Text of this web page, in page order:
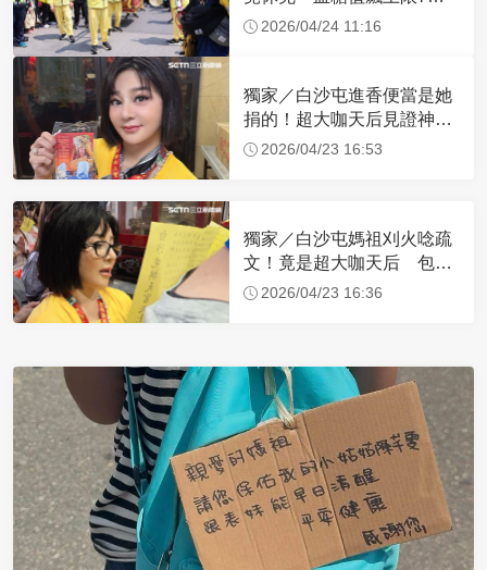
倍」 醫曝原因
2026/04/24 11:16
獨家／白沙屯進香便當是她
捐的！超大咖天后見證神
蹟 一靠近媽祖就爆哭
2026/04/23 16:53
獨家／白沙屯媽祖刈火唸疏
文！竟是超大咖天后 包尿
布忍尿5小時不喊累
2026/04/23 16:36